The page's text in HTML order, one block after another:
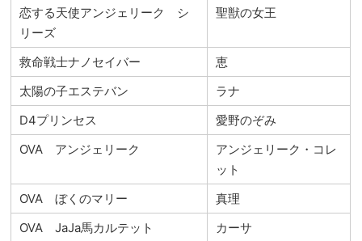
恋する天使アンジェリーク シ
リーズ
聖獣の女王
救命戦士ナノセイバー
恵
太陽の子エステバン
ラナ
D4プリンセス
愛野のぞみ
OVA アンジェリーク
アンジェリーク・コレ
ット
OVA ぼくのマリー
真理
OVA JaJa馬カルテット
カーサ